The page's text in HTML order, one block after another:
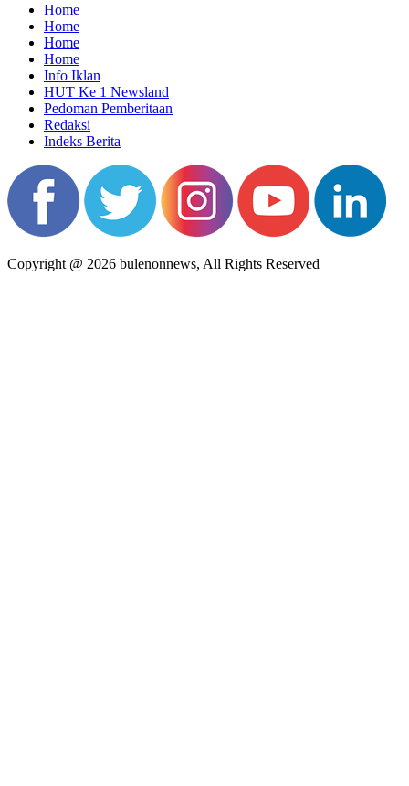
Home
Home
Home
Home
Info Iklan
HUT Ke 1 Newsland
Pedoman Pemberitaan
Redaksi
Indeks Berita
Copyright @ 2026 bulenonnews, All Rights Reserved